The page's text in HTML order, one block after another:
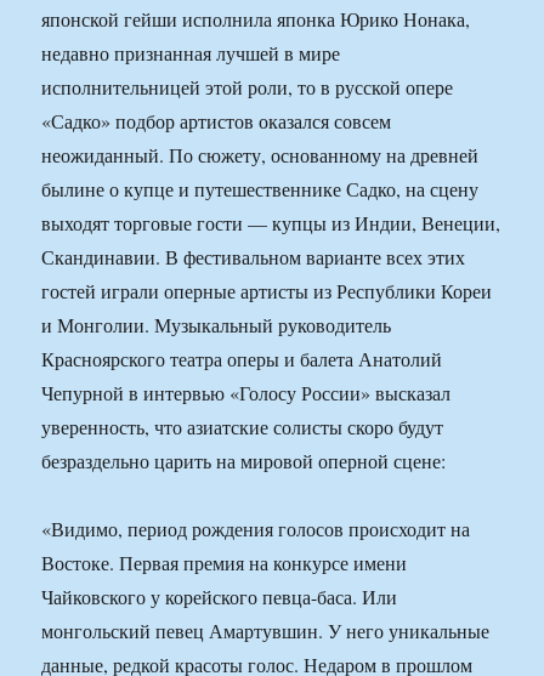
японской гейши исполнила японка Юрико Нонака,
недавно признанная лучшей в мире
исполнительницей этой роли, то в русской опере
«Садко» подбор артистов оказался совсем
неожиданный. По сюжету, основанному на древней
былине о купце и путешественнике Садко, на сцену
выходят торговые гости — купцы из Индии, Венеции,
Скандинавии. В фестивальном варианте всех этих
гостей играли оперные артисты из Республики Кореи
и Монголии. Музыкальный руководитель
Красноярского театра оперы и балета Анатолий
Чепурной в интервью «Голосу России» высказал
уверенность, что азиатские солисты скоро будут
безраздельно царить на мировой оперной сцене:
«Видимо, период рождения голосов происходит на
Востоке. Первая премия на конкурсе имени
Чайковского у корейского певца-баса. Или
монгольский певец Амартувшин. У него уникальные
данные, редкой красоты голос. Недаром в прошлом